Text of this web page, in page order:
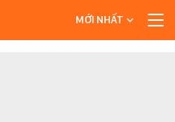
MỚI NHẤT